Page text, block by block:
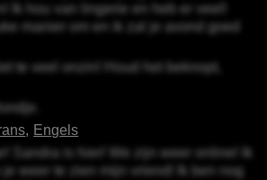
Ik hou van lingerie en heb er veel!
manier om en ik zal je avond goed
te veel onzin! Houd het beknopt,
Engels
Sandra is hier! We zijn weer online! Ik
je weer te zien mijn vriend! Ik ben nog